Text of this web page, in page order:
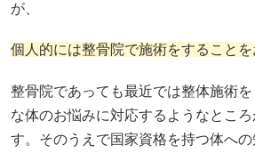
が、
個人的には整骨院で施術をすることを
整骨院であっても最近では整体施術
な体のお悩みに対応するようなとこ
す。そのうえで国家資格を持つ体へ